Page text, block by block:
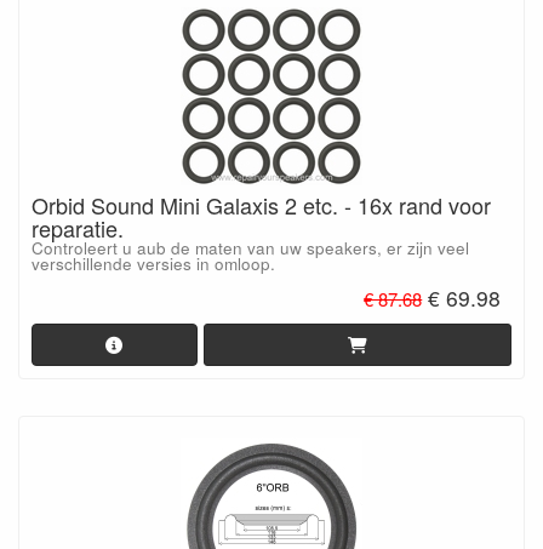
Orbid Sound Mini Galaxis 2 etc. - 16x rand voor
reparatie.
Controleert u aub de maten van uw speakers, er zijn veel
verschillende versies in omloop.
€ 87.68 € 69.98